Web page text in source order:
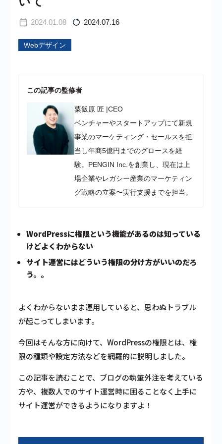
2024.01.08 2024.07.16
Webデザイン
この記事の監修者
粟飯原 匠 |CEO
ベンチャーやスタートアップにて新規
事業のマーケティング・セールスを担
当し年商5億円までのグロースを経
験。PENGIN Inc.を創業し、現在は上
場企業やレガシー産業のマーケティン
グ戦略の立案〜実行支援までを担当。
WordPressに権限という機能があるのは知っている
けどよくわからない
サイト運営にはどういう権限の分け方がいいのだろ
う。。
よくわからないまま運用していると、思わぬトラブル
が起こってしまいます。
今回はそんな方に向けて、WordPressの権限とは、権
限の種類や設定方法などを網羅的に説明しました。
この記事を読むことで、ブログの執筆外注を考えている
方や、複数人でのサイト運営時に困ることなく上手に
サイト運営ができるようになりますよ！